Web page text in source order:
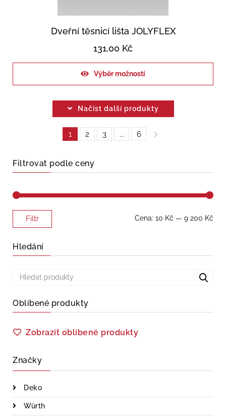
Dveřní těsnicí lišta JOLYFLEX
131,00 Kč
Výběr možností
Načíst další produkty
1 2 3 ... 6
Filtrovat podle ceny
Minimální
Maximální
Filtr Cena: 10 Kč — 9 200 Kč
Hledání
Oblíbené produkty
Zobrazit oblíbené produkty
Značky
Deko
Würth